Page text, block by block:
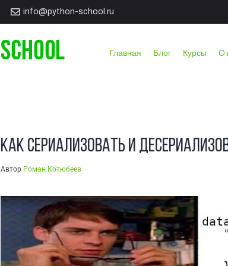
info@python-school.ru
Главная Блог Курсы О
Как сериализовать и
Автор Роман Котюбеев